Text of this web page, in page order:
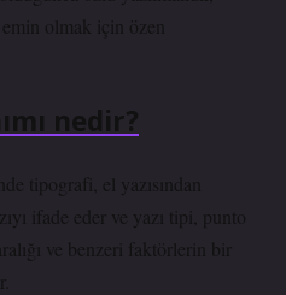
olmak için özen
nedir?
tipografi, el yazısından
ifade eder ve yazı tipi, punto
ve benzeri faktörlerin bir